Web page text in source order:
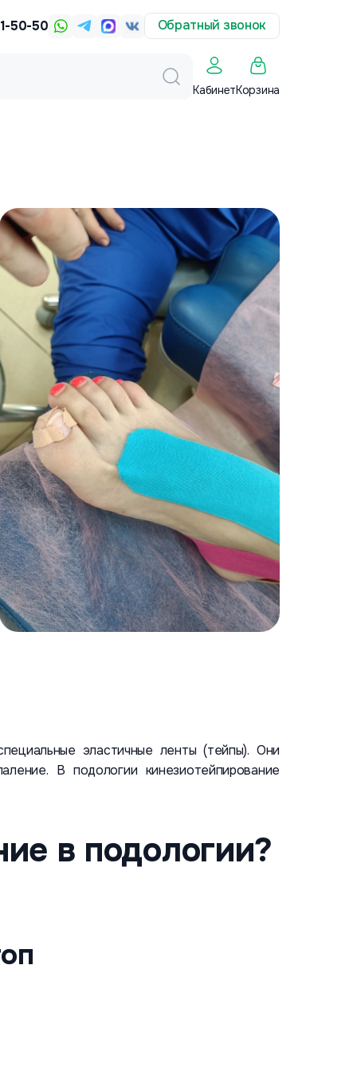
50-50 Обратный звонок
КабинетКорзина
эластичные ленты (тейпы). Они
В подологии кинезиотейпирование
в подологии?